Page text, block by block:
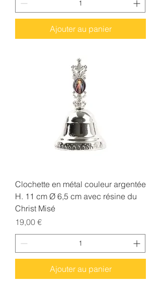
Ajouter au panier
Clochette en métal couleur argentée
H. 11 cm Ø 6,5 cm avec résine du
Christ Misé
Prix
19,00 €
Ajouter au panier